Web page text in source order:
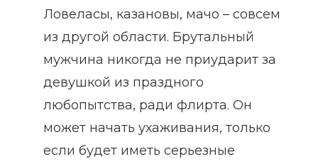
Ловеласы, казановы, мачо – совсем
из другой области. Брутальный
мужчина никогда не приударит за
девушкой из праздного
любопытства, ради флирта. Он
может начать ухаживания, только
если будет иметь серьезные